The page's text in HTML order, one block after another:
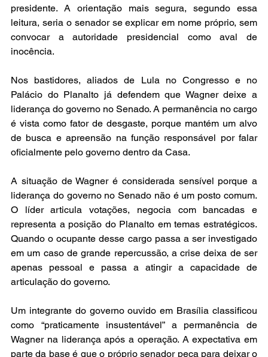
presidente. A orientação mais segura, segundo essa
leitura, seria o senador se explicar em nome próprio, sem
convocar a autoridade presidencial como aval de
inocência.
Nos bastidores, aliados de Lula no Congresso e no
Palácio do Planalto já defendem que Wagner deixe a
liderança do governo no Senado. A permanência no cargo
é vista como fator de desgaste, porque mantém um alvo
de busca e apreensão na função responsável por falar
oficialmente pelo governo dentro da Casa.
A situação de Wagner é considerada sensível porque a
liderança do governo no Senado não é um posto comum.
O líder articula votações, negocia com bancadas e
representa a posição do Planalto em temas estratégicos.
Quando o ocupante desse cargo passa a ser investigado
em um caso de grande repercussão, a crise deixa de ser
apenas pessoal e passa a atingir a capacidade de
articulação do governo.
Um integrante do governo ouvido em Brasília classificou
como “praticamente insustentável” a permanência de
Wagner na liderança após a operação. A expectativa em
parte da base é que o próprio senador peça para deixar o